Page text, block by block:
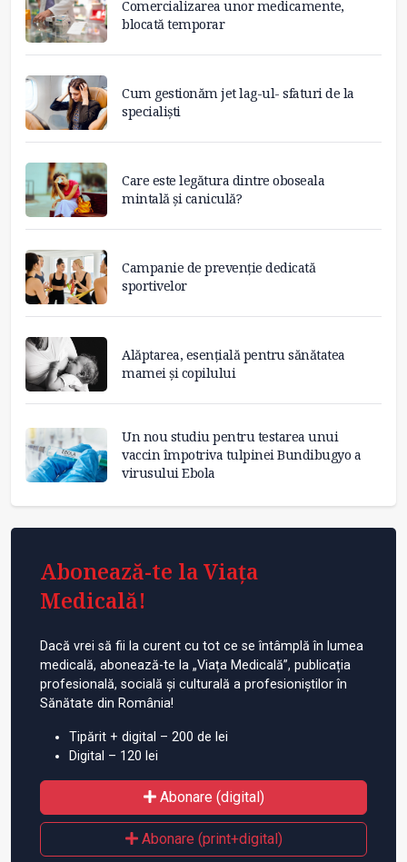
Comercializarea unor medicamente,
blocată temporar
Cum gestionăm jet lag-ul- sfaturi de la
specialiști
Care este legătura dintre oboseala
mintală și caniculă?
Campanie de prevenție dedicată
sportivelor
Alăptarea, esențială pentru sănătatea
mamei și copilului
Un nou studiu pentru testarea unui
vaccin împotriva tulpinei Bundibugyo a
virusului Ebola
Abonează-te la Viața
Medicală!
Dacă vrei să fii la curent cu tot ce se întâmplă în lumea
medicală, abonează-te la „Viața Medicală”, publicația
profesională, socială și culturală a profesioniștilor în
Sănătate din România!
Tipărit + digital – 200 de lei
Digital – 120 lei
Abonare (digital)
Abonare (print+digital)